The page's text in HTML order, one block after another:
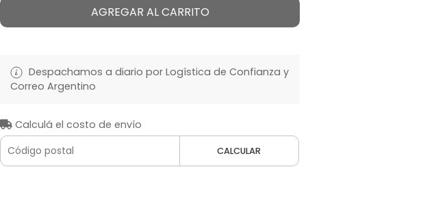
AGREGAR AL CARRITO
Despachamos a diario por Logística de Confianza y
Correo Argentino
Calculá el costo de envío
CALCULAR